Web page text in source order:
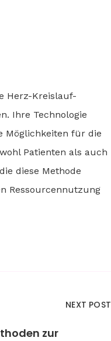
Herz-Kreislauf-
Ihre Technologie
Möglichkeiten für die
Patienten als auch
diese Methode
Ressourcennutzung
NEXT POST
zur